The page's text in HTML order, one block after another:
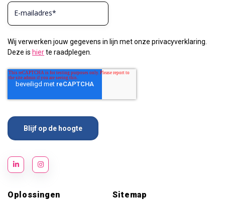
Wij verwerken jouw gegevens in lijn met onze privacyverklaring.
Deze is hierte raadplegen.
Oplossingen Sitemap